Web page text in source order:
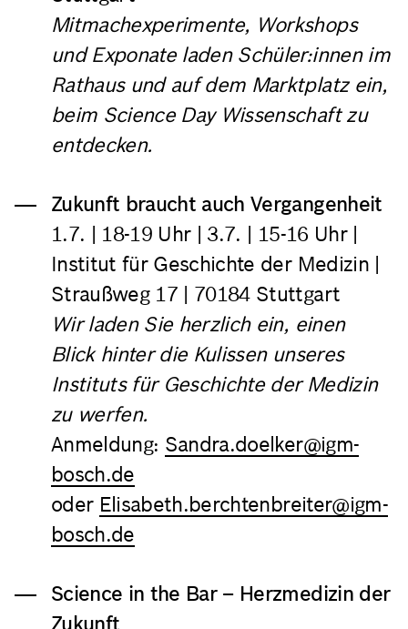
Mitmachexperimente, Workshops
und Exponate laden Schüler:innen im
Rathaus und auf dem Marktplatz ein,
beim Science Day Wissenschaft zu
entdecken.
Zukunft braucht auch Vergangenheit
1.7. | 18-19 Uhr | 3.7. | 15-16 Uhr |
Institut für Geschichte der Medizin |
Straußweg 17 | 70184 Stuttgart
Wir laden Sie herzlich ein, einen
Blick hinter die Kulissen unseres
Instituts für Geschichte der Medizin
zu werfen.
Anmeldung: Sandra.doelker@igm-
bosch.de
oder Elisabeth.berchtenbreiter@igm-
bosch.de
Science in the Bar – Herzmedizin der
Zukunft